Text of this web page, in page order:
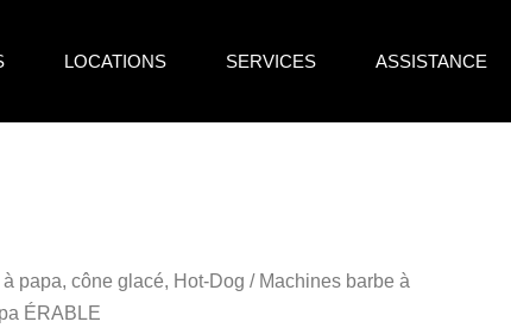
LOCATIONS SERVICES ASSISTANCE
papa, cône glacé, Hot-Dog / Machines barbe à
ÉRABLE